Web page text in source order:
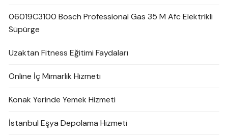
06019C3100 Bosch Professional Gas 35 M Afc Elektrikli
Süpürge
Uzaktan Fitness Eğitimi Faydaları
Online İç Mimarlık Hizmeti
Konak Yerinde Yemek Hizmeti
İstanbul Eşya Depolama Hizmeti